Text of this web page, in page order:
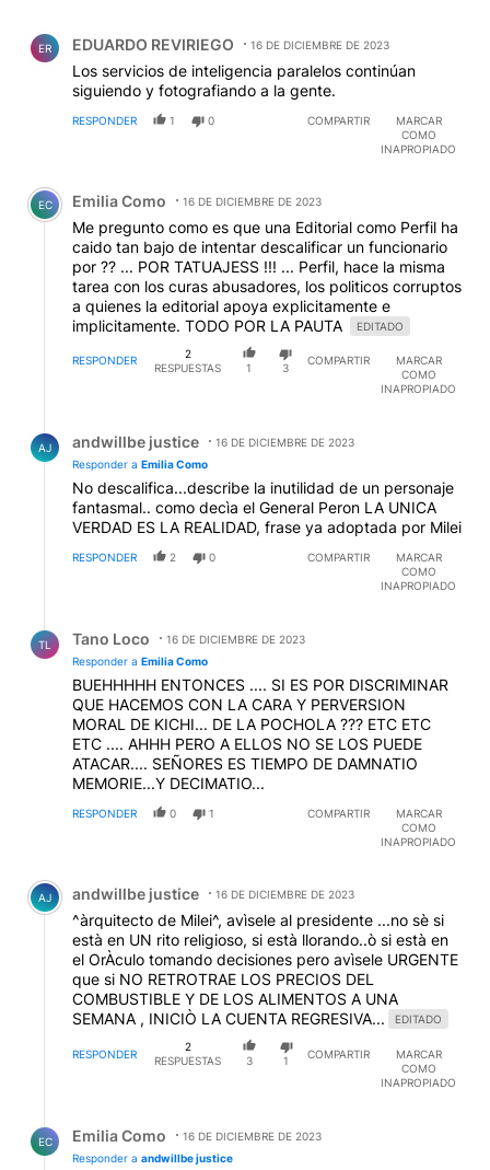
ER EDUARDO REVIRIEGO 16 DE DICIEMBRE DE 2023
Los servicios de inteligencia paralelos continúan
siguiendo y fotografiando a la gente.
RESPONDER 1 0 COMPARTIR
MARCAR
COMO
INAPROPIADO
Comentario de Emilia Como.
EC Emilia Como 16 DE DICIEMBRE DE 2023
Me pregunto como es que una Editorial como Perfil ha
caido tan bajo de intentar descalificar un funcionario
por ?? ... POR TATUAJESS !!! ... Perfil, hace la misma
tarea con los curas abusadores, los politicos corruptos
a quienes la editorial apoya explicitamente e
implicitamente. TODO POR LA PAUTA
EDITADO
RESPONDER
2
RESPUESTAS
1 3
COMPARTIR
MARCAR
COMO
INAPROPIADO
AJ andwillbe justice
16 DE DICIEMBRE DE 2023
Responder a Emilia Como
No descalifica...describe la inutilidad de un personaje
fantasmal.. como decìa el General Peron LA UNICA
VERDAD ES LA REALIDAD, frase ya adoptada por Milei
RESPONDER 2 0 COMPARTIR
MARCAR
COMO
INAPROPIADO
TL Tano Loco
16 DE DICIEMBRE DE 2023
Responder a Emilia Como
BUEHHHHH ENTONCES .... SI ES POR DISCRIMINAR
QUE HACEMOS CON LA CARA Y PERVERSION
MORAL DE KICHI... DE LA POCHOLA ??? ETC ETC
ETC .... AHHH PERO A ELLOS NO SE LOS PUEDE
ATACAR.... SEÑORES ES TIEMPO DE DAMNATIO
MEMORIE...Y DECIMATIO...
RESPONDER 0 1 COMPARTIR
MARCAR
COMO
INAPROPIADO
Comentario de andwillbe justice.
AJ andwillbe justice 16 DE DICIEMBRE DE 2023
^àrquitecto de Milei^, avìsele al presidente ...no sè si
està en UN rito religioso, si està llorando..ò si està en
el OrÀculo tomando decisiones pero avìsele URGENTE
que si NO RETROTRAE LOS PRECIOS DEL
COMBUSTIBLE Y DE LOS ALIMENTOS A UNA
SEMANA , INICIÒ LA CUENTA REGRESIVA...
EDITADO
RESPONDER
2
RESPUESTAS
3 1
COMPARTIR
MARCAR
COMO
INAPROPIADO
EC Emilia Como
16 DE DICIEMBRE DE 2023
Responder a andwillbe justice